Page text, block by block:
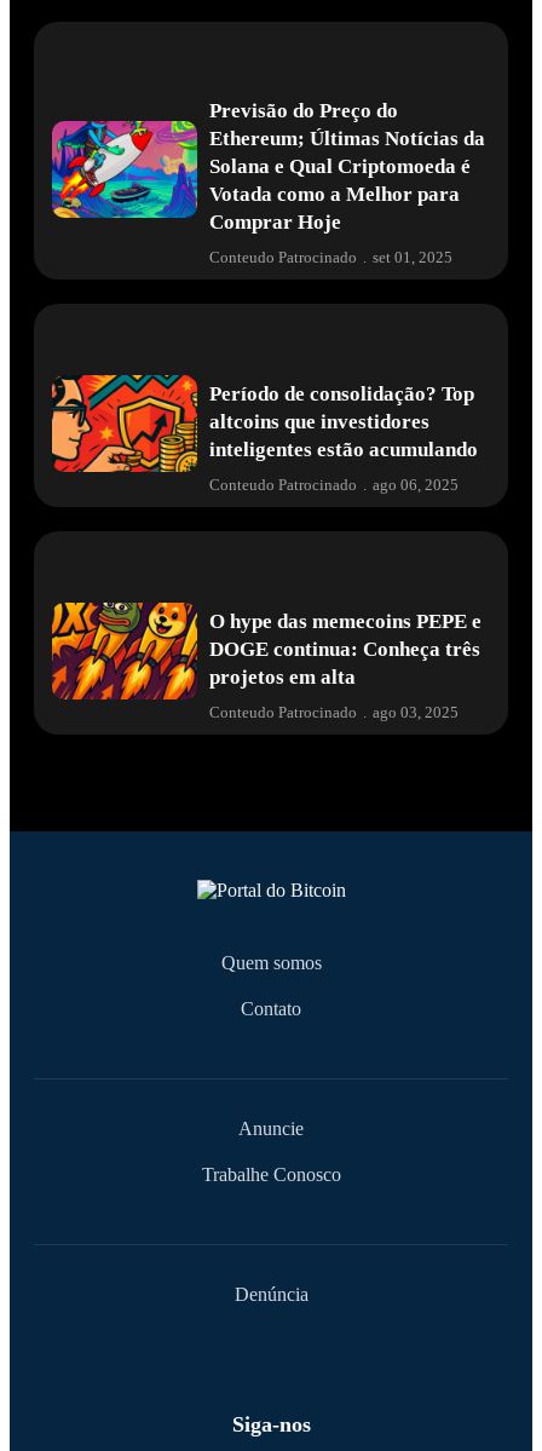
Previsão do Preço do
Ethereum; Últimas Notícias da
Solana e Qual Criptomoeda é
Votada como a Melhor para
Comprar Hoje
Conteudo Patrocinado . set 01, 2025
Período de consolidação? Top
altcoins que investidores
inteligentes estão acumulando
Conteudo Patrocinado . ago 06, 2025
O hype das memecoins PEPE e
DOGE continua: Conheça três
projetos em alta
Conteudo Patrocinado ago 03, 2025
Quem somos
Contato
Anuncie
Trabalhe Conosco
Denúncia
Siga-nos